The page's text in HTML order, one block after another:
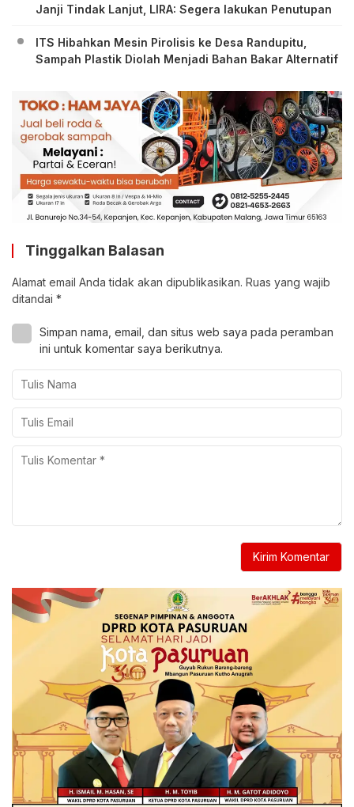
Janji Tindak Lanjut, LIRA: Segera lakukan Penutupan
ITS Hibahkan Mesin Pirolisis ke Desa Randupitu,
Sampah Plastik Diolah Menjadi Bahan Bakar Alternatif
Tinggalkan Balasan
Alamat email Anda tidak akan dipublikasikan. Ruas yang wajib
ditandai *
Simpan nama, email, dan situs web saya pada peramban
ini untuk komentar saya berikutnya.